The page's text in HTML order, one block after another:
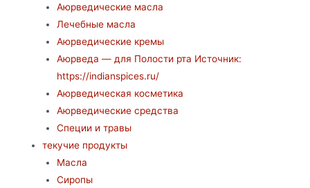
Аюрведические масла
Лечебные масла
Аюрведические кремы
Аюрведа — для Полости рта Источник:
https://indianspices.ru/
Аюрведическая косметика
Аюрведические средства
Специи и травы
текучие продукты
Масла
Сиропы